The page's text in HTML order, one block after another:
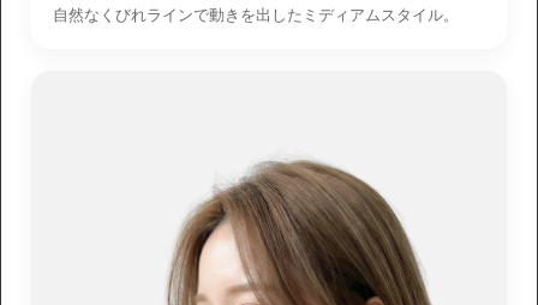
自然なくびれラインで動きを出したミディアムスタイル。